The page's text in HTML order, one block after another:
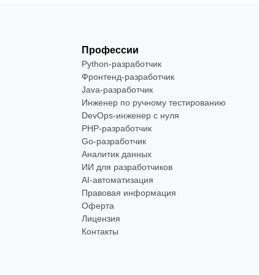
Профессии
Python-разработчик
Фронтенд-разработчик
Java-разработчик
Инженер по ручному тестированию
DevOps-инженер с нуля
РНР-разработчик
Go-разработчик
Аналитик данных
ИИ для разработчиков
AI-автоматизация
Правовая информация
Оферта
Лицензия
Контакты